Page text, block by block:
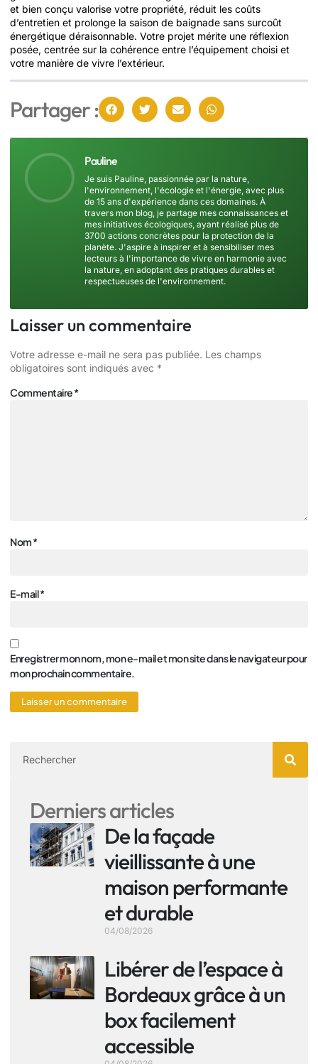
et bien conçu valorise votre propriété, réduit les coûts
d’entretien et prolonge la saison de baignade sans surcoût
énergétique déraisonnable. Votre projet mérite une réflexion
posée, centrée sur la cohérence entre l’équipement choisi et
votre manière de vivre l’extérieur.
Partager :
Pauline
Je suis Pauline, passionnée par la nature,
l'environnement, l'écologie et l'énergie, avec plus
de 15 ans d'expérience dans ces domaines. À
travers mon blog, je partage mes connaissances et
mes initiatives écologiques, ayant réalisé plus de
3700 actions concrètes pour la protection de la
planète. J'aspire à inspirer et à sensibiliser mes
lecteurs à l'importance de vivre en harmonie avec
la nature, en adoptant des pratiques durables et
respectueuses de l'environnement.
Laisser un commentaire
Votre adresse e-mail ne sera pas publiée. Les champs
obligatoires sont indiqués avec *
Commentaire*
Nom*
E-mail*
Enregistrer mon nom, mon e-mail et mon site dans le navigateur pour
mon prochain commentaire.
Derniers articles
De la façade
vieillissante à une
maison performante
et durable
04/08/2026
Libérer de l’espace à
Bordeaux grâce à un
box facilement
accessible